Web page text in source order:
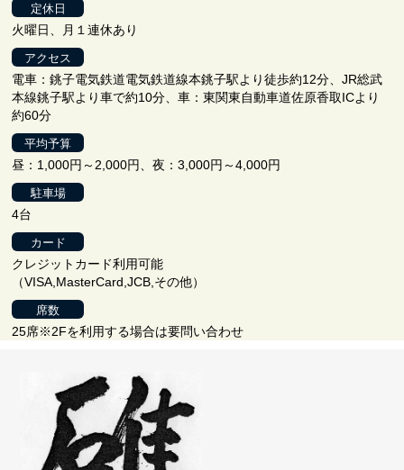
定休日
火曜日、月１連休あり
アクセス
電車：銚子電気鉄道電気鉄道線本銚子駅より徒歩約12分、JR総武
本線銚子駅より車で約10分、車：東関東自動車道佐原香取ICより
約60分
平均予算
昼：1,000円～2,000円、夜：3,000円～4,000円
駐車場
4台
カード
クレジットカード利用可能
（VISA,MasterCard,JCB,その他）
席数
25席※2Fを利用する場合は要問い合わせ